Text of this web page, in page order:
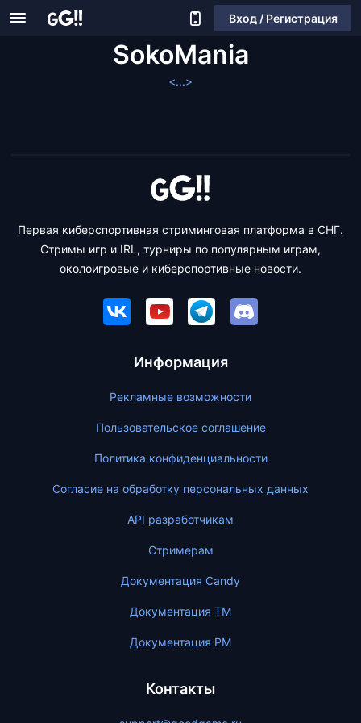
Вход / Регистрация
SokoMania
<...>
Первая киберспортивная стриминговая платформа в СНГ.
Стримы игр и IRL, турниры по популярным играм,
околоигровые и киберспортивные новости.
Информация
Рекламные возможности
Пользовательское соглашение
Политика конфиденциальности
Согласие на обработку персональных данных
API разработчикам
Стримерам
Документация Candy
Документация ТМ
Документация PM
Контакты